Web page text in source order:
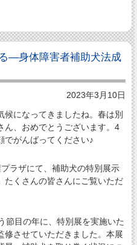
―身体障害者補助犬法成
2023年3月10日
になってきましたね。春は別
ん、おめでとうございます。4
がんばってください♪
ラザにて、補助犬の特別展示
くさんの皆さんにご覧いただ
目の年に、特別展を実施いた
修させていただきました。本展